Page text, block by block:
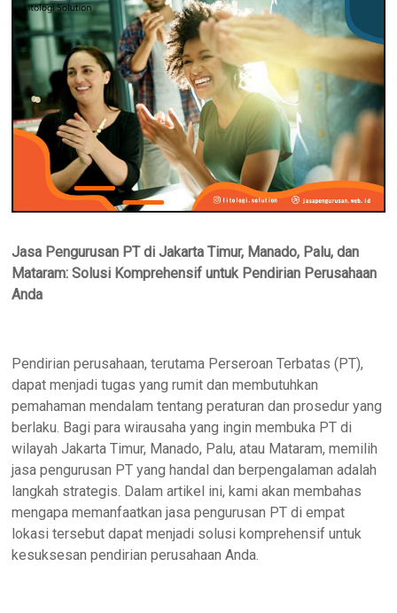
Jasa Pengurusan PT di Jakarta Timur, Manado, Palu, dan
Mataram: Solusi Komprehensif untuk Pendirian Perusahaan
Anda
Pendirian perusahaan, terutama Perseroan Terbatas (PT),
dapat menjadi tugas yang rumit dan membutuhkan
pemahaman mendalam tentang peraturan dan prosedur yang
berlaku. Bagi para wirausaha yang ingin membuka PT di
wilayah Jakarta Timur, Manado, Palu, atau Mataram, memilih
jasa pengurusan PT yang handal dan berpengalaman adalah
langkah strategis. Dalam artikel ini, kami akan membahas
mengapa memanfaatkan jasa pengurusan PT di empat
lokasi tersebut dapat menjadi solusi komprehensif untuk
kesuksesan pendirian perusahaan Anda.